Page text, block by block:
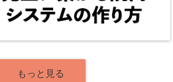
もっと見る